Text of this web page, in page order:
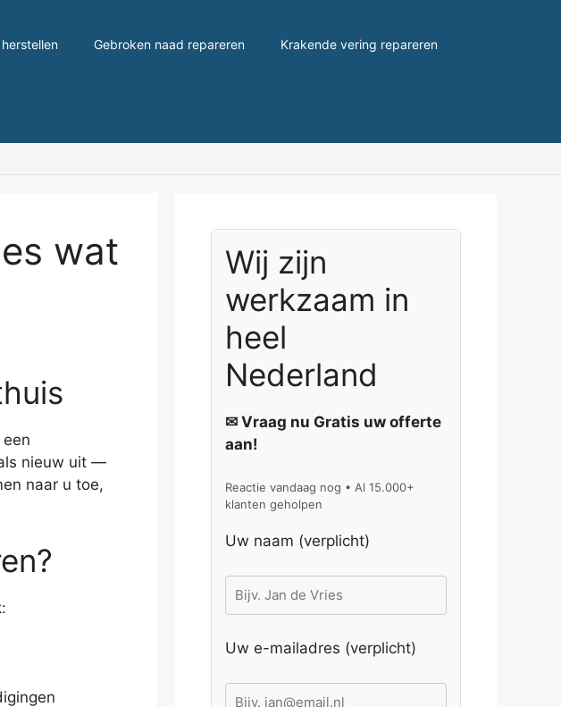
Gebroken naad repareren Krakende vering repareren
wat
nieuw uit —
naar u toe,
Wij zijn
werkzaam in
heel
Nederland
✉ Vraag nu Gratis uw offerte
aan!
Reactie vandaag nog • Al 15.000+
klanten geholpen
Uw naam (verplicht)
Uw e-mailadres (verplicht)